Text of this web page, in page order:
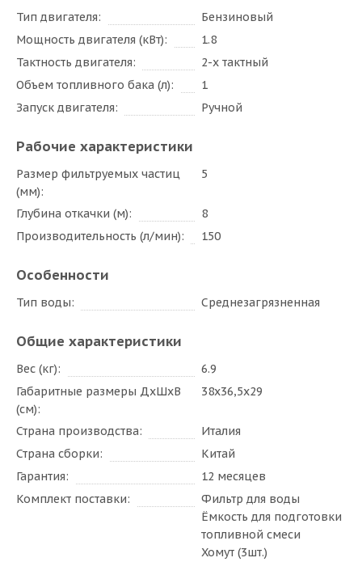
Тип двигателя
Бензиновый
Мощность двигателя (кВт)
1.8
Тактность двигателя
2-х тактный
Объем топливного бака (л)
1
Запуск двигателя
Ручной
Рабочие характеристики
Размер фильтруемых частиц
(мм)
5
Глубина откачки (м)
8
Производительность (л/мин)
150
Особенности
Тип воды Среднезагрязненная
Общие характеристики
Вес (кг)
6.9
Габаритные размеры ДxШxВ
(см)
38х36,5х29
Страна производства
Италия
Страна сборки
Китай
Гарантия
12 месяцев
Комплект поставки
Фильтр для воды
Ёмкость для подготовки
топливной смеси
Хомут (3шт.)